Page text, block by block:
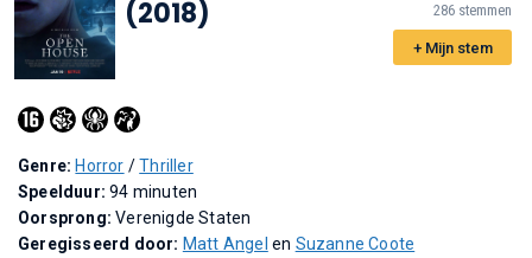
(2018)
286 stemmen
+ Mijn stem
Genre: Horror /Thriller
Speelduur:94 minuten
Oorsprong:Verenigde Staten
Geregisseerd door: Matt Angel en Suzanne Coote